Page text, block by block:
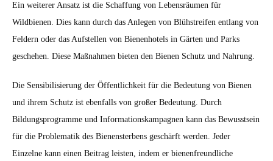
Ein weiterer Ansatz ist die Schaffung von Lebensräumen für
Wildbienen. Dies kann durch das Anlegen von Blühstreifen entlang von
Feldern oder das Aufstellen von Bienenhotels in Gärten und Parks
geschehen. Diese Maßnahmen bieten den Bienen Schutz und Nahrung.
Die Sensibilisierung der Öffentlichkeit für die Bedeutung von Bienen
und ihrem Schutz ist ebenfalls von großer Bedeutung. Durch
Bildungsprogramme und Informationskampagnen kann das Bewusstsein
für die Problematik des Bienensterbens geschärft werden. Jeder
Einzelne kann einen Beitrag leisten, indem er bienenfreundliche